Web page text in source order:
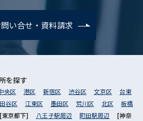
い合せ・資料請求
を探す
央区 港区 新宿区 渋谷区 文京区
台東
谷区 江東区 墨田区 荒川区 北区
板橋
[東京都下] 八王子駅周辺 町田駅周辺
[神奈